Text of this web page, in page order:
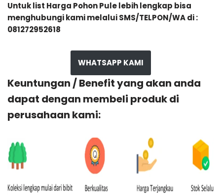
Untuk list Harga Pohon Pule lebih lengkap bisa
menghubungi kami melalui SMS/TELPON/WA di :
081272952618
WHATSAPP KAMI
Keuntungan / Benefit yang akan anda
dapat dengan membeli produk di
perusahaan kami: